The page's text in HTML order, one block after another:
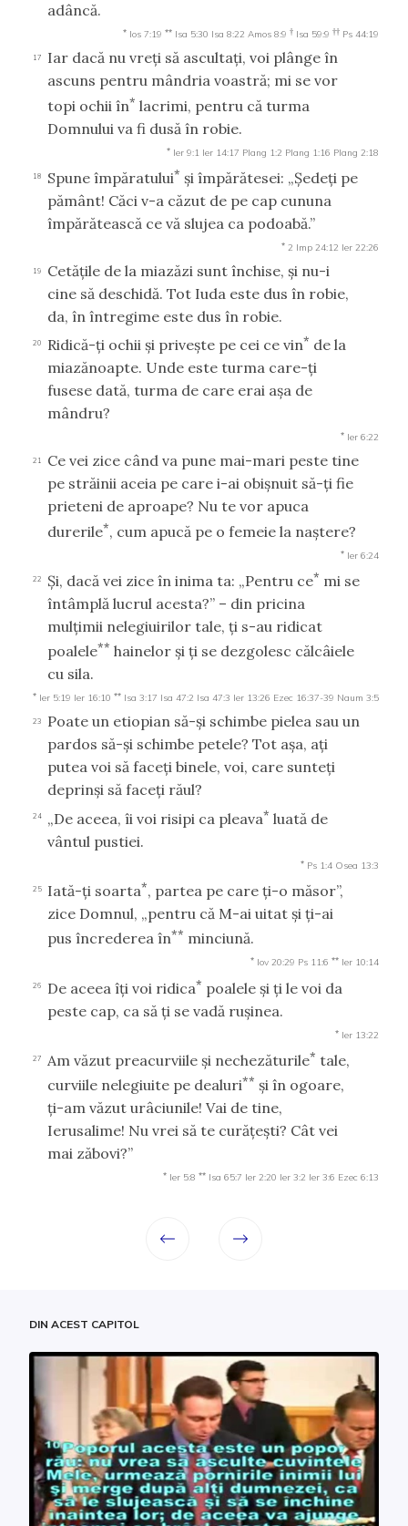
adâncă.
* Ios 7:19 ** Isa 5:30 Isa 8:22 Amos 8:9 † Isa 59:9 †† Ps 44:19
17
Iar dacă nu vreţi să ascultaţi, voi plânge în
ascuns pentru mândria voastră; mi se vor
topi ochii în* lacrimi, pentru că turma
Domnului va fi dusă în robie.
* Ier 9:1 Ier 14:17 Plang 1:2 Plang 1:16 Plang 2:18
18 Spune împăratului* şi împărătesei: „Şedeţi pe
pământ! Căci v-a căzut de pe cap cununa
împărătească ce vă slujea ca podoabă.”
* 2 Imp 24:12 Ier 22:26
19
Cetăţile de la miazăzi sunt închise, şi nu-i
cine să deschidă. Tot Iuda este dus în robie,
da, în întregime este dus în robie.
20 Ridică-ţi ochii şi priveşte pe cei ce vin* de la
miazănoapte. Unde este turma care-ţi
fusese dată, turma de care erai aşa de
mândru?
* Ier 6:22
21
Ce vei zice când va pune mai-mari peste tine
pe străinii aceia pe care i-ai obişnuit să-ţi fie
prieteni de aproape? Nu te vor apuca
durerile*, cum apucă pe o femeie la naştere?
* Ier 6:24
22 Şi, dacă vei zice în inima ta: „Pentru ce* mi se
întâmplă lucrul acesta?” – din pricina
mulţimii nelegiuirilor tale, ţi s-au ridicat
poalele** hainelor şi ţi se dezgolesc călcâiele
cu sila.
* Ier 5:19 Ier 16:10 ** Isa 3:17 Isa 47:2 Isa 47:3 Ier 13:26 Ezec 16:37-39 Naum 3:5
23
Poate un etiopian să-şi schimbe pielea sau un
pardos să-şi schimbe petele? Tot aşa, aţi
putea voi să faceţi binele, voi, care sunteţi
deprinşi să faceţi răul?
24 „De aceea, îi voi risipi ca pleava* luată de
vântul pustiei.
* Ps 1:4 Osea 13:3
25 Iată-ţi soarta*, partea pe care ţi-o măsor”,
zice Domnul, „pentru că M-ai uitat şi ţi-ai
pus încrederea în** minciună.
* Iov 20:29 Ps 11:6 ** Ier 10:14
26 De aceea îţi voi ridica* poalele şi ţi le voi da
peste cap, ca să ţi se vadă ruşinea.
* Ier 13:22
27 Am văzut preacurviile şi nechezăturile* tale,
curviile nelegiuite pe dealuri** şi în ogoare,
ţi-am văzut urâciunile! Vai de tine,
Ierusalime! Nu vrei să te curăţeşti? Cât vei
mai zăbovi?”
* Ier 5:8 ** Isa 65:7 Ier 2:20 Ier 3:2 Ier 3:6 Ezec 6:13
DIN ACEST CAPITOL